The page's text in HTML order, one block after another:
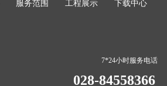
服务范围 工程展示 下载中心
7*24小时服务电话
028-84558366